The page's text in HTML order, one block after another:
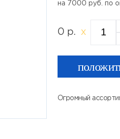
на 7000 руб. по
0 р. x
Огромный